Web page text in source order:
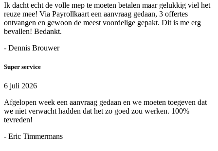
Ik dacht echt de volle mep te moeten betalen maar gelukkig viel het
reuze mee! Via Payrollkaart een aanvraag gedaan, 3 offertes
ontvangen en gewoon de meest voordelige gepakt. Dit is me erg
bevallen! Bedankt.
- Dennis Brouwer
Super service
6 juli 2026
Afgelopen week een aanvraag gedaan en we moeten toegeven dat
we niet verwacht hadden dat het zo goed zou werken. 100%
tevreden!
- Eric Timmermans